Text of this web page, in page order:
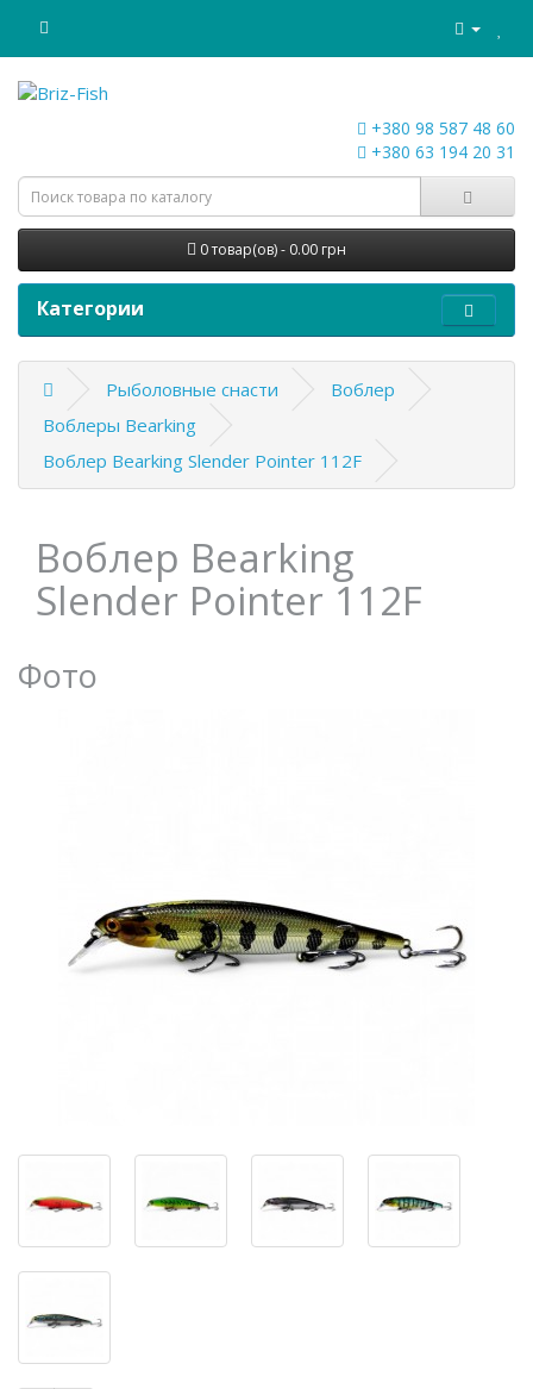
+380 98 587 48 60
+380 63 194 20 31
0 товар(ов) - 0.00 грн
Категории
Рыболовные снасти
Воблер
Воблеры Bearking
Воблер Bearking Slender Pointer 112F
Воблер Bearking
Slender Pointer 112F
Фото